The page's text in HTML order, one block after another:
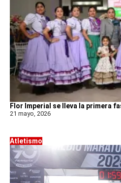
Flor Imperial se lleva la primera
21 mayo, 2026
Atletismo